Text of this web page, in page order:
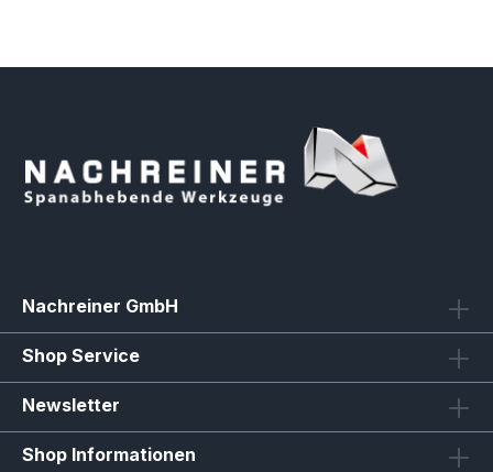
Nachreiner GmbH
Shop Service
Newsletter
Shop Informationen